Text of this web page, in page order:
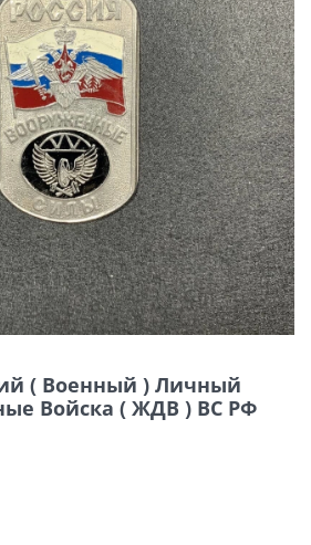
( Военный ) Личный
Войска ( ЖДВ ) ВС РФ